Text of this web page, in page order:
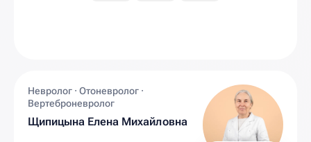
Невролог · Отоневролог ·
Вертеброневролог
Щипицына Елена Михайловна